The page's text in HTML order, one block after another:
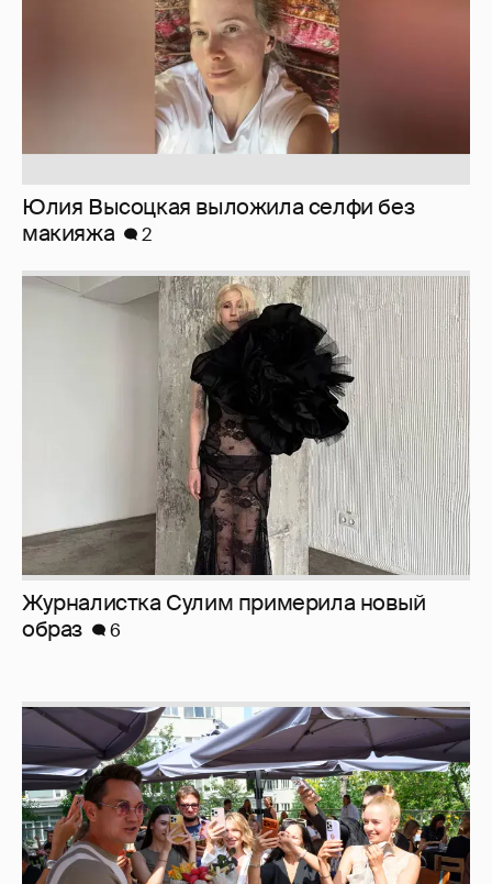
Журналистка Сулим примерила новый
Анастасия Гребенкина, Женя Малахова,
Оксана Русланова и другие гости
фестиваля «Баланс вкуса и ритма»:
рассматриваем летние образы